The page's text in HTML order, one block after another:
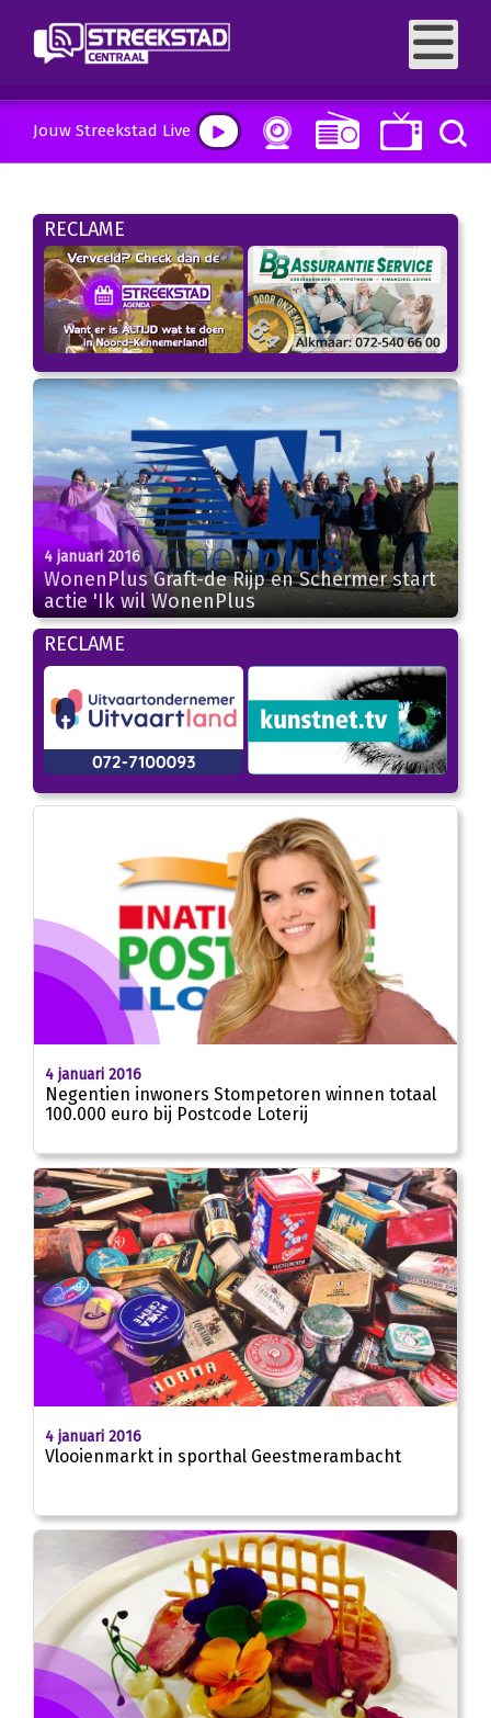
Jouw Streekstad Live
RECLAME
4 januari 2016
WonenPlus Graft-de Rijp en Schermer start
actie 'Ik wil WonenPlus
RECLAME
4 januari 2016
Negentien inwoners Stompetoren winnen totaal
100.000 euro bij Postcode Loterij
4 januari 2016
Vlooienmarkt in sporthal Geestmerambacht